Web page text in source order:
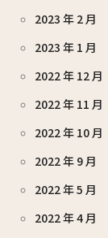
2023 年 2 月
2023 年 1 月
2022 年 12 月
2022 年 11 月
2022 年 10 月
2022 年 9 月
2022 年 5 月
2022 年 4 月